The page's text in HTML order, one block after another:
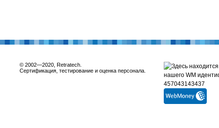
© 2002—2020, Retratech.
Сертификация, тестирование и оценка персонала.